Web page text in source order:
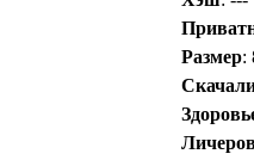
Размер: